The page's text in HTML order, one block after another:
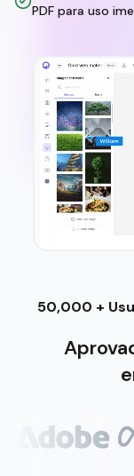
PDF para uso
50,000 +